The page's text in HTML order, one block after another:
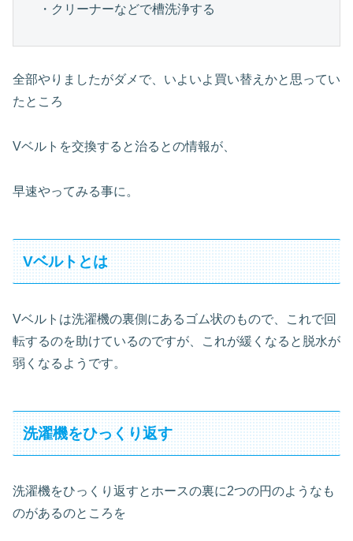
・クリーナーなどで槽洗浄する
全部やりましたがダメで、いよいよ買い替えかと思ってい
たところ
Vベルトを交換すると治るとの情報が、
早速やってみる事に。
Vベルトとは
Vベルトは洗濯機の裏側にあるゴム状のもので、これで回
転するのを助けているのですが、これが緩くなると脱水が
弱くなるようです。
洗濯機をひっくり返す
洗濯機をひっくり返すとホースの裏に2つの円のようなも
のがあるのところを